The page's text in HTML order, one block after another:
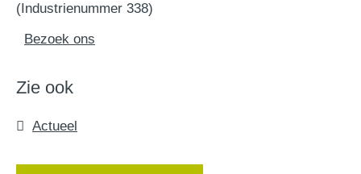
(Industrienummer 338)
Bezoek ons
Zie ook
Actueel